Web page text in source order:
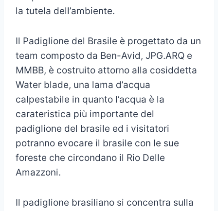
la tutela dell’ambiente.
Il Padiglione del Brasile è progettato da un
team composto da Ben-Avid, JPG.ARQ e
MMBB, è costruito attorno alla cosiddetta
Water blade, una lama d’acqua
calpestabile in quanto l’acqua è la
carateristica più importante del
padiglione del brasile ed i visitatori
potranno evocare il brasile con le sue
foreste che circondano il Rio Delle
Amazzoni.
Il padiglione brasiliano si concentra sulla